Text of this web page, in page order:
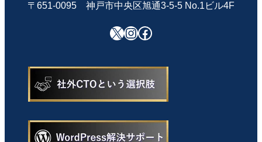
〒651-0095 神戸市中央区旭通3-5-5 No.1ビル4F
X Instagram
Facebook